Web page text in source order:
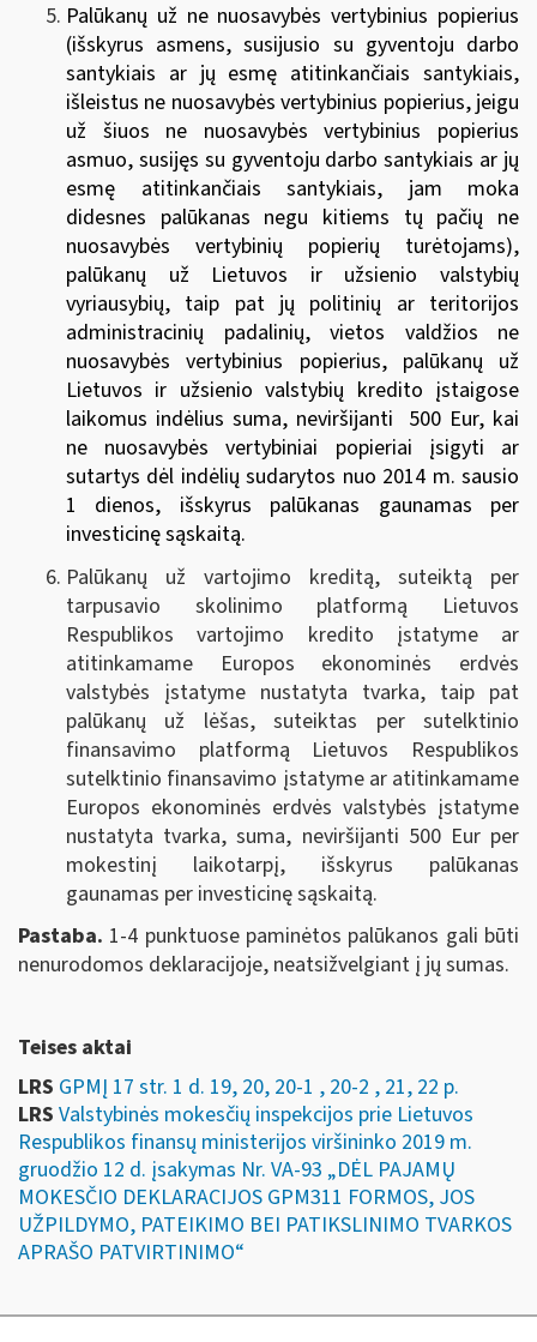
Palūkanų už ne nuosavybės vertybinius popierius
(išskyrus asmens, susijusio su gyventoju darbo
santykiais ar jų esmę atitinkančiais santykiais,
išleistus ne nuosavybės vertybinius popierius, jeigu
už šiuos ne nuosavybės vertybinius popierius
asmuo, susijęs su gyventoju darbo santykiais ar jų
esmę atitinkančiais santykiais, jam moka
didesnes palūkanas negu kitiems tų pačių ne
nuosavybės vertybinių popierių turėtojams),
palūkanų už Lietuvos ir užsienio valstybių
vyriausybių, taip pat jų politinių ar teritorijos
administracinių padalinių, vietos valdžios ne
nuosavybės vertybinius popierius, palūkanų už
Lietuvos ir užsienio valstybių kredito įstaigose
laikomus indėlius suma, neviršijanti 500 Eur, kai
ne nuosavybės vertybiniai popieriai įsigyti ar
sutartys dėl indėlių sudarytos nuo 2014 m. sausio
1 dienos, išskyrus palūkanas gaunamas per
investicinę sąskaitą.
Palūkanų už vartojimo kreditą, suteiktą per
tarpusavio skolinimo platformą Lietuvos
Respublikos vartojimo kredito įstatyme ar
atitinkamame Europos ekonominės erdvės
valstybės įstatyme nustatyta tvarka, taip pat
palūkanų už lėšas, suteiktas per sutelktinio
finansavimo platformą Lietuvos Respublikos
sutelktinio finansavimo įstatyme ar atitinkamame
Europos ekonominės erdvės valstybės įstatyme
nustatyta tvarka, suma, neviršijanti 500 Eur per
mokestinį laikotarpį, išskyrus palūkanas
gaunamas per investicinę sąskaitą.
Pastaba. 1-4 punktuose paminėtos palūkanos gali būti
nenurodomos deklaracijoje, neatsižvelgiant į jų sumas.
Teises aktai
LRS GPMĮ 17 str. 1 d. 19, 20, 20-1 , 20-2 , 21, 22 p.
LRS Valstybinės mokesčių inspekcijos prie Lietuvos
Respublikos finansų ministerijos viršininko 2019 m.
gruodžio 12 d. įsakymas Nr. VA-93 „DĖL PAJAMŲ
MOKESČIO DEKLARACIJOS GPM311 FORMOS, JOS
UŽPILDYMO, PATEIKIMO BEI PATIKSLINIMO TVARKOS
APRAŠO PATVIRTINIMO“